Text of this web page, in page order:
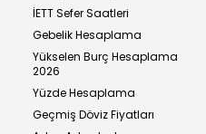
İETT Sefer Saatleri
Gebelik Hesaplama
Yükselen Burç Hesaplama
2026
Yüzde Hesaplama
Geçmiş Döviz Fiyatları